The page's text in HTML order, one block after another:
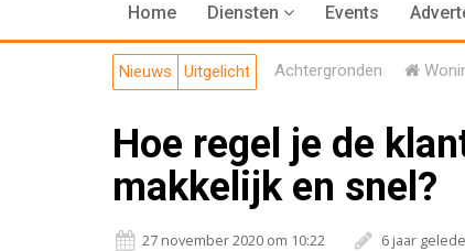
Home Diensten Events
Nieuws Uitgelicht Achtergronden
Hoe regel je de
makkelijk en snel?
27 november 2020 om 10:22 6 jaar